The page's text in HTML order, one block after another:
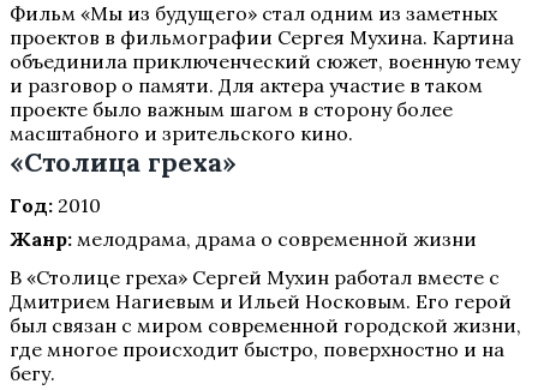
Фильм «Мы из будущего» стал одним из заметных
проектов в фильмографии Сергея Мухина. Картина
объединила приключенческий сюжет, военную тему
и разговор о памяти. Для актера участие в таком
проекте было важным шагом в сторону более
масштабного и зрительского кино.
«Столица греха»
Год: 2010
Жанр: мелодрама, драма о современной жизни
В «Столице греха» Сергей Мухин работал вместе с
Дмитрием Нагиевым и Ильей Носковым. Его герой
был связан с миром современной городской жизни,
где многое происходит быстро, поверхностно и на
бегу.